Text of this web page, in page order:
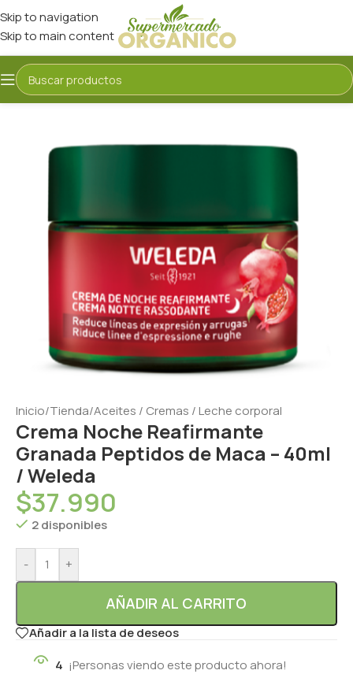
Skip to navigation
Skip to main content
Inicio/Tienda/Aceites / Cremas / Leche corporal
Crema Noche Reafirmante
Granada Peptidos de Maca – 40ml
/ Weleda
$37.990
2 disponibles
- +
AÑADIR AL CARRITO
Añadir a la lista de deseos
4 ¡Personas viendo este producto ahora!